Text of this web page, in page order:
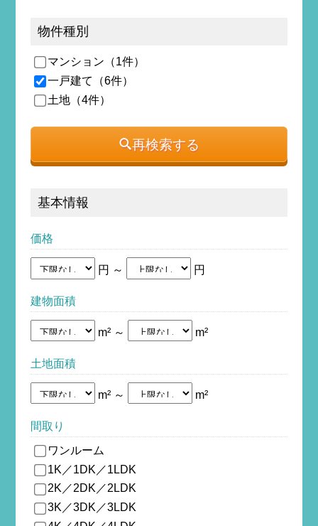
物件種別
マンション（1件）
一戸建て（6件）
土地（4件）
再検索する
基本情報
価格
円 ～ 円
建物面積
m² ～ m²
土地面積
m² ～ m²
間取り
ワンルーム
1K／1DK／1LDK
2K／2DK／2LDK
3K／3DK／3LDK